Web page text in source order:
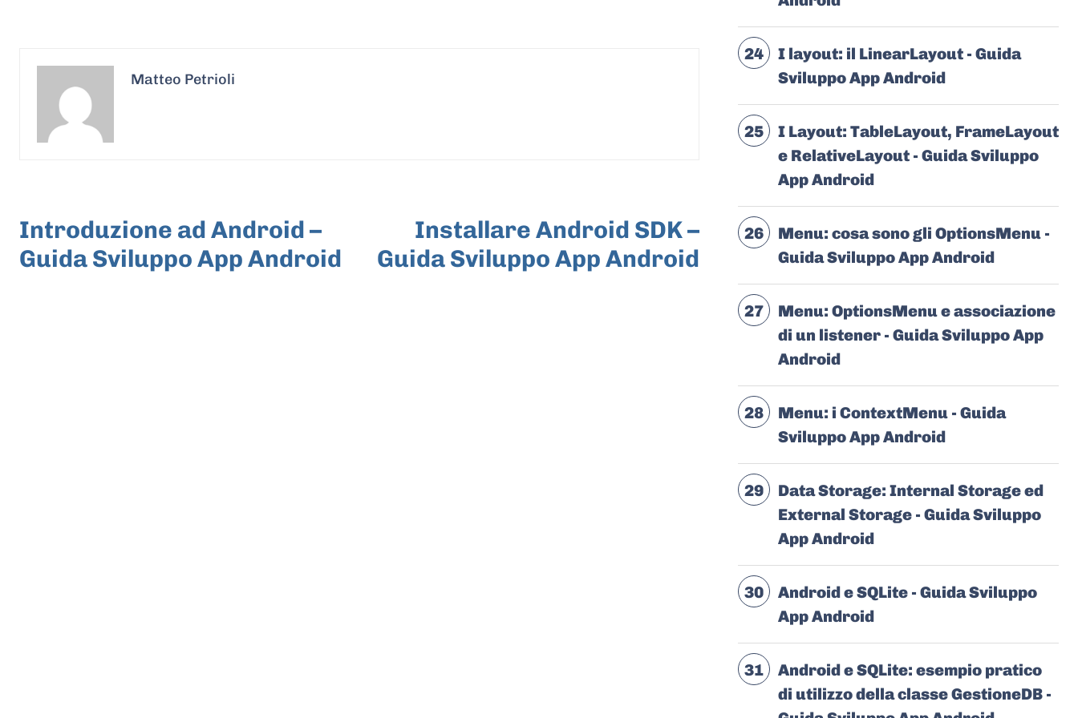
Matteo Petrioli
Introduzione ad Android –
Guida Sviluppo App Android
Installare Android SDK –
Guida Sviluppo App Android
24
I layout: il LinearLayout - Guida
Sviluppo App Android
25
I Layout: TableLayout, FrameLayout
e RelativeLayout - Guida Sviluppo
App Android
26
Menu: cosa sono gli OptionsMenu -
Guida Sviluppo App Android
27
Menu: OptionsMenu e associazione
di un listener - Guida Sviluppo App
Android
28
Menu: i ContextMenu - Guida
Sviluppo App Android
29
Data Storage: Internal Storage ed
External Storage - Guida Sviluppo
App Android
30
Android e SQLite - Guida Sviluppo
App Android
31
Android e SQLite: esempio pratico
di utilizzo della classe GestioneDB -